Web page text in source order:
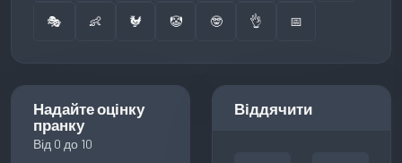
🎭 👶 🐓 🤡 🤓 👌 📅
Надайте оцінку
пранку
Від 0 до 10
Віддячити